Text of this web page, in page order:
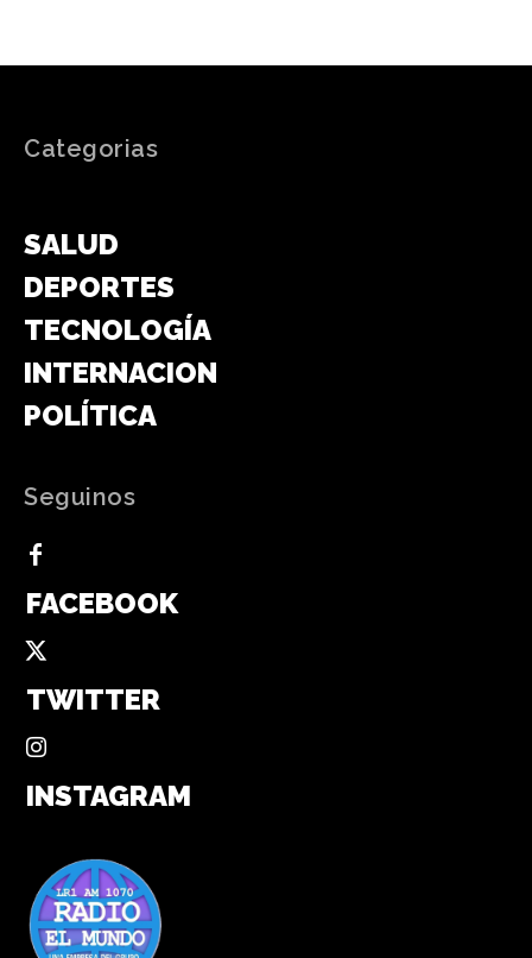
Categorias
SALUD
DEPORTES
TECNOLOGÍA
INTERNACIONAL
POLÍTICA
Seguinos
FACEBOOK
TWITTER
INSTAGRAM